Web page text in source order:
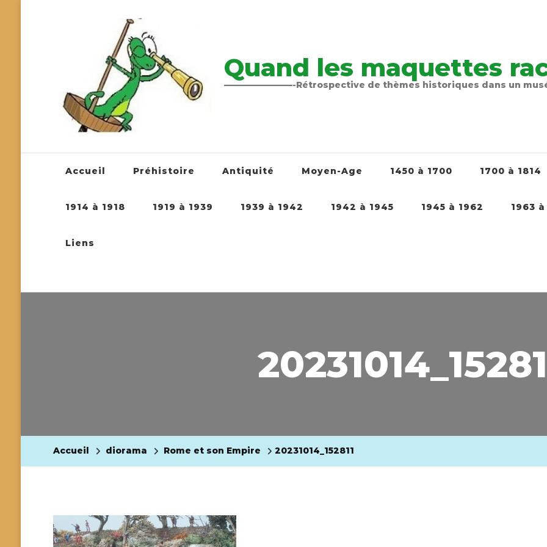
Quand les maquettes
————————-Rétrospective de thèmes historiques dans un
Accueil Préhistoire Antiquité Moyen-Age 1450 à 1700 1700 à 1814
1914 à 1918 1919 à 1939 1939 à 1942 1942 à 1945 1945 à 1962 1963
Liens
Accueil diorama Rome et son Empire 20231014_152811